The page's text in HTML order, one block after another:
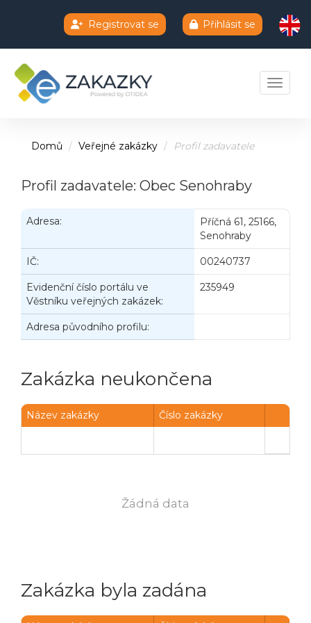
Registrovat se Přihlásit se
Toggle
Domů Veřejné zakázky Profil zadavatele
Profil zadavatele: Obec Senohraby
Adresa:
Příčná 61, 25166,
Senohraby
IČ: 00240737
Evidenční číslo portálu ve
Věstníku veřejných zakázek:
235949
Adresa původního profilu:
Zakázka neukončena
Název zakázky Číslo zakázky
Žádná data
Zakázka byla zadána
Chatbot e-zakazky